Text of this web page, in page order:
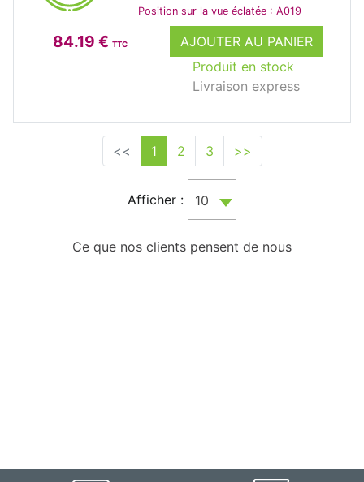
84.19 € TTC
AJOUTER AU PANIER
Produit en stock
Livraison express
Position sur la vue éclatée : A019
<< 1 2 3 >>
Afficher : 10
Ce que nos clients pensent de nous